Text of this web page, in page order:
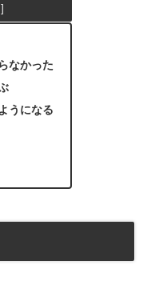
なかった
うになる